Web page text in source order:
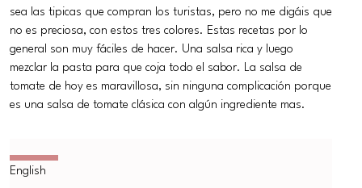
sea las tipicas que compran los turistas, pero no me digáis que
no es preciosa, con estos tres colores. Estas recetas por lo
general son muy fáciles de hacer. Una salsa rica y luego
mezclar la pasta para que coja todo el sabor. La salsa de
tomate de hoy es maravillosa, sin ninguna complicación porque
es una salsa de tomate clásica con algún ingrediente mas.